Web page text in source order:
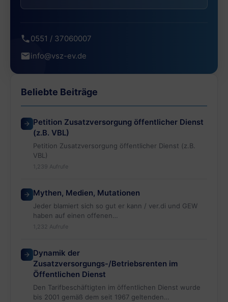
0551 / 37060007
info@vsz-ev.de
Beliebte Beiträge
Petition Zusatzversorgung öffentlicher Dienst
(z.B. VBL)
Petition Zusatzversorgung öffentlicher Dienst (z.B.
VBL)
1,239 Aufrufe
Mythen, Medien, Mutationen
Jeder blamiert sich so gut er kann / ver.di und GEW
haben auf einen offenen…
1,232 Aufrufe
Dynamik der
Zusatzversorgungs-/Betriebsrenten im
Öffentlichen Dienst
Den Tarifbeschäftigten im öffentlichen Dienst wurde
bis 2001 gemäß dem seit 1967 geltenden